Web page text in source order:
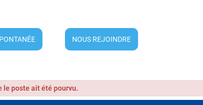
NOUS REJOINDRE
le poste ait été pourvu.